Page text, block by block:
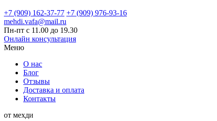
+7 (909) 162-37-77 +7 (909) 976-93-16
mehdi.vafa@mail.ru
Пн-пт с 11.00 до 19.30
Онлайн консультация
Меню
О нас
Блог
Отзывы
Доставка и оплата
Контакты
от мехди